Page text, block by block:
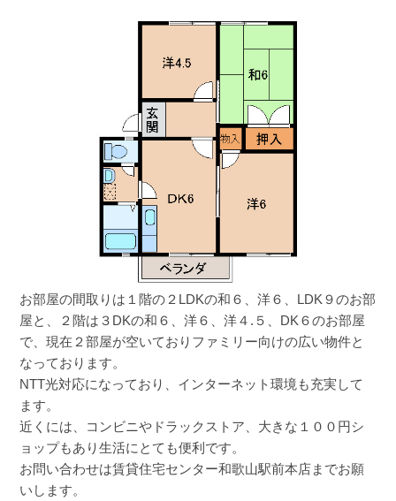
お部屋の間取りは１階の２LDKの和６、洋６、LDK９のお部
屋と、２階は３DKの和６、洋６、洋４.５、DK６のお部屋
で、現在２部屋が空いておりファミリー向けの広い物件と
なっております。
NTT光対応になっており、インターネット環境も充実して
ます。
近くには、コンビニやドラックストア、大きな１００円シ
ョップもあり生活にとても便利です。
お問い合わせは賃貸住宅センター和歌山駅前本店までお願
いします。